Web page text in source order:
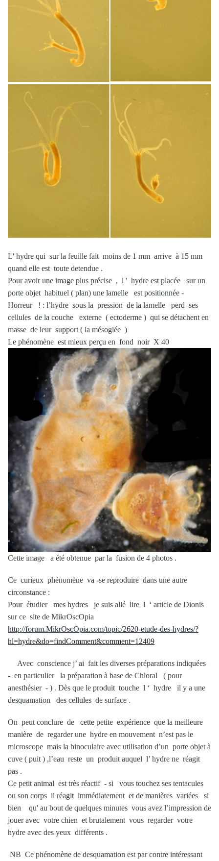
L' hydre qui sur la feuille fait moins de 1 mm arrive à 15 mm
quand elle est toute detendue .
Pour avoir une image plus précise , l ' hydre est placée sur un
porte objet habituel ( plan) une lamelle est positionnée -
Horreur ! : l’hydre sous la pression de la lamelle perd ses
cellules de la couche externe ( ectoderme ) qui se détachent en
masse de leur support ( la mésoglée )
Le phénomène est mieux perçu en fond noir X 40
Cette image a été obtenue par la fusion de 4 photos .
Ce curieux phénomène va -se reproduire dans une autre
circonstance :
Pour étudier mes hydres je suis allé lire l ‘ article de Dionis
sur ce site de MikrOscOpia
http://forum.MikrOscOpia.com/topic/2620-etude-des-hydres/?
hl=hydre&do=findComment&comment=12409
Avec conscience j’ ai fait les diverses préparations indiquées
- en particulier la préparation à base de Chloral ( pour
anesthésier - ) . Dès que le produit touche l ‘ hydre il y a une
desquamation des cellules de surface .
On peut conclure de cette petite expérience que la meilleure
manière de regarder une hydre en mouvement n’est pas le
microscope mais la binoculaire avec utilisation d’un porte objet à
cuve ( puit ) ,l’eau reste un produit auquel l’ hydre ne réagit
pas .
Ce petit animal est très réactif - si vous touchez ses tentacules
ou son corps il réagit immédiatement et de manières variées si
bien qu' au bout de quelques minutes vous avez l’impression de
jouer avec votre chien et brutalement vous regarder votre
hydre avec des yeux différents .
NB Ce phénomène de desquamation est par contre intéressant